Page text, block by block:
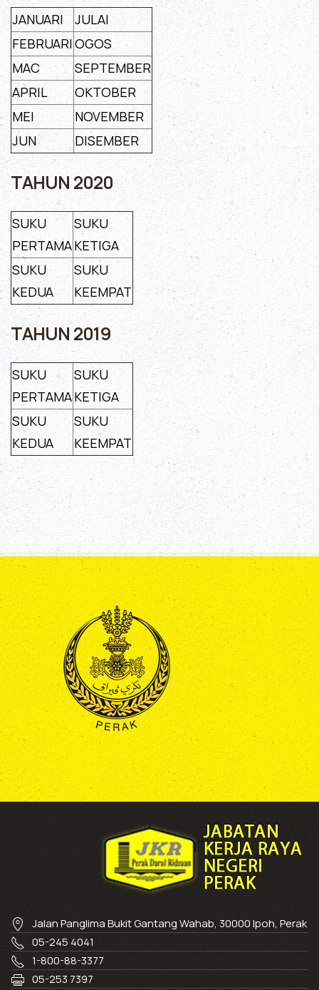
JANUARI
JULAI
FEBRUARIOGOS
MAC
SEPTEMBER
APRIL
OKTOBER
MEI
NOVEMBER
JUN
DISEMBER
TAHUN 2020
SUKU
PERTAMA
SUKU
KETIGA
SUKU
KEDUA
SUKU
KEEMPAT
TAHUN 2019
SUKU
PERTAMA
SUKU
KETIGA
SUKU
KEDUA
SUKU
KEEMPAT
Jalan Panglima Bukit Gantang Wahab, 30000 Ipoh, Perak
05-245 4041
1-800-88-3377
05-253 7397